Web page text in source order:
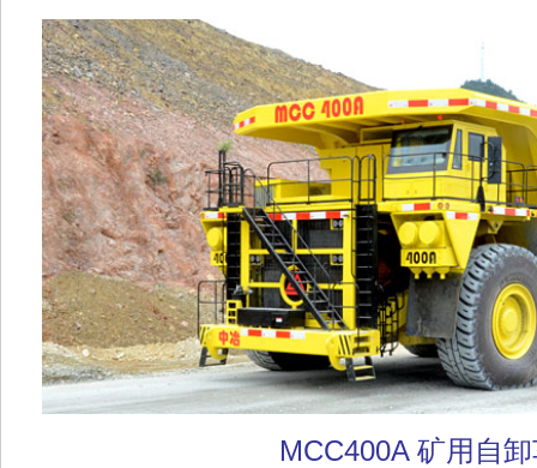
MCC400A 矿用自